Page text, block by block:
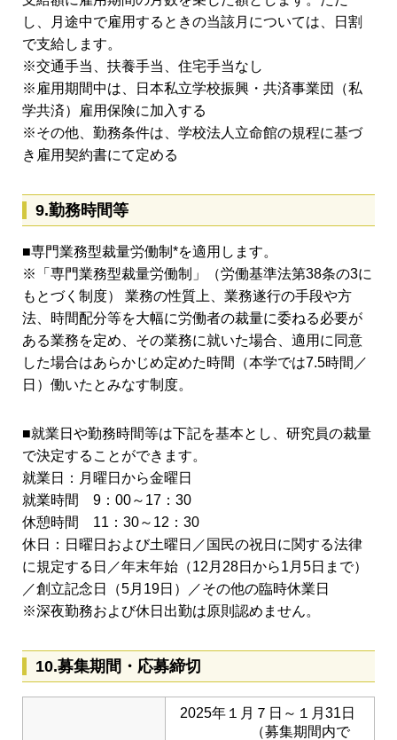
し、月途中で雇用するときの当該月については、日割
で支給します。
※交通手当、扶養手当、住宅手当なし
※雇用期間中は、日本私立学校振興・共済事業団（私
学共済）雇用保険に加入する
※その他、勤務条件は、学校法人立命館の規程に基づ
き雇用契約書にて定める
9.勤務時間等
■専門業務型裁量労働制*を適用します。
※「専門業務型裁量労働制」（労働基準法第38条の3に
もとづく制度） 業務の性質上、業務遂行の手段や方
法、時間配分等を大幅に労働者の裁量に委ねる必要が
ある業務を定め、その業務に就いた場合、適用に同意
した場合はあらかじめ定めた時間（本学では7.5時間／
日）働いたとみなす制度。
■就業日や勤務時間等は下記を基本とし、研究員の裁量
で決定することができます。
就業日：月曜日から金曜日
就業時間 9：00～17：30
休憩時間 11：30～12：30
休日：日曜日および土曜日／国民の祝日に関する法律
に規定する日／年末年始（12月28日から1月5日まで）
／創立記念日（5月19日）／その他の臨時休業日
※深夜勤務および休日出勤は原則認めません。
10.募集期間・応募締切
2025年１月７日～１月31日
（募集期間内で